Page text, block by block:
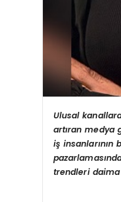
Ulusal
artıran medya
iş
trendleri